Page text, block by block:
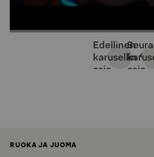
Edellinen
karusellin
osio
osio
RUOKA JA JUOMA